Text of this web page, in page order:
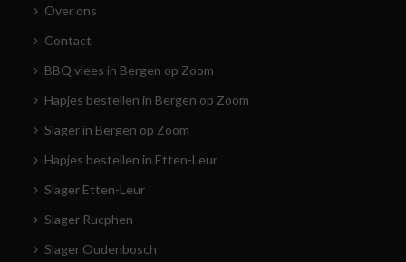
Over ons
Contact
BBQ vlees in Bergen op Zoom
Hapjes bestellen in Bergen op Zoom
Slager in Bergen op Zoom
Hapjes bestellen in Etten-Leur
Slager Etten-Leur
Slager Rucphen
Slager Oudenbosch